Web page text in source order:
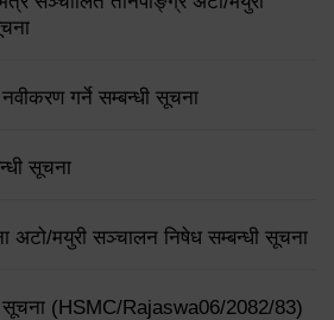
नवीकरण गर्ने सम्बन्धी सूचना
सूचना
अटो/मयुरी सञ्चालन निषेध सम्बन्धी सूचना
सूचना (HSMC/Rajaswa06/2082/83)